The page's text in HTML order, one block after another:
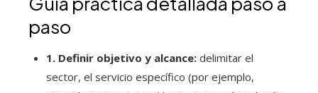
paso
1. Definir objetivo y alcance: delimitar el
sector, el servicio específico (por ejemplo,